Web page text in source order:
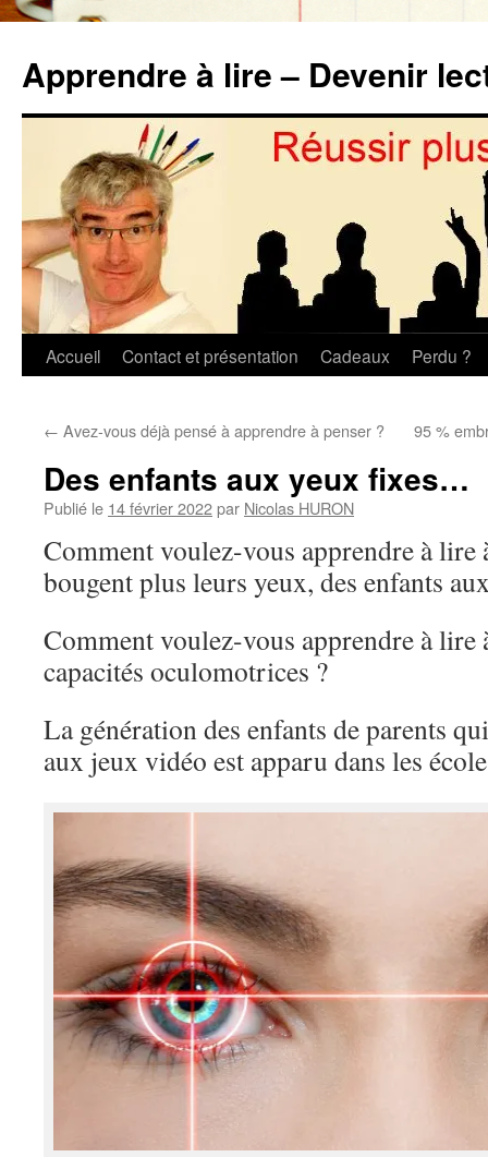
contenu
Apprendre à lire – Devenir
Accueil Contact et présentation Cadeaux Perdu ?
← Avez-vous déjà pensé à apprendre à penser ? 95 %
Des enfants aux yeux fixes…
Publié le 14 février 2022par Nicolas HURON
Comment voulez-vous apprendre à lire
bougent plus leurs yeux, des enfants
Comment voulez-vous apprendre à lire
capacités oculomotrices ?
La génération des enfants de parents
aux jeux vidéo est apparu dans les